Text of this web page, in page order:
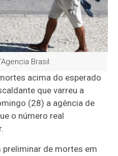
Brasil
acima do esperado
que varreu a
(28) a agência de
o número real
de mortes em